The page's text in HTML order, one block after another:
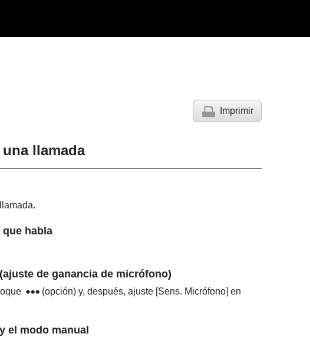
Imprimir
llamada
que habla
de ganancia de micrófono)
(opción) y, después, ajuste [Sens. Micrófono] en
el modo manual